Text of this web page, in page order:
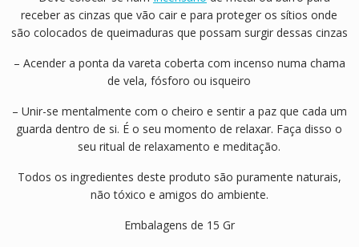
receber as cinzas que vão cair e para proteger os sítios onde
são colocados de queimaduras que possam surgir dessas cinzas
– Acender a ponta da vareta coberta com incenso numa chama
de vela, fósforo ou isqueiro
– Unir-se mentalmente com o cheiro e sentir a paz que cada um
guarda dentro de si. É o seu momento de relaxar. Faça disso o
seu ritual de relaxamento e meditação.
Todos os ingredientes deste produto são puramente naturais,
não tóxico e amigos do ambiente.
Embalagens de 15 Gr